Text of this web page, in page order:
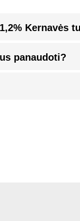
Kernavės
panaudoti?